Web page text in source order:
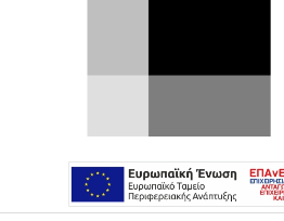
Όπως έχουμε δει